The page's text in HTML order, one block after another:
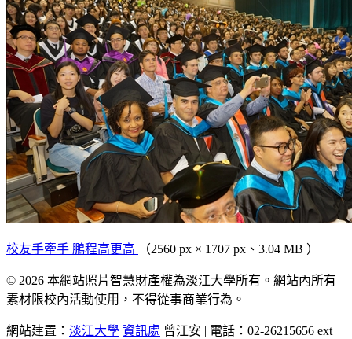
校友手牽手 鵬程高更高 （2560 px × 1707 px、3.04 MB ）
© 2026 本網站照片智慧財產權為淡江大學所有。網站內所有
素材限校內活動使用，不得從事商業行為。
網站建置： 淡江大學 資訊處 曾江安 | 電話：02-26215656 ext